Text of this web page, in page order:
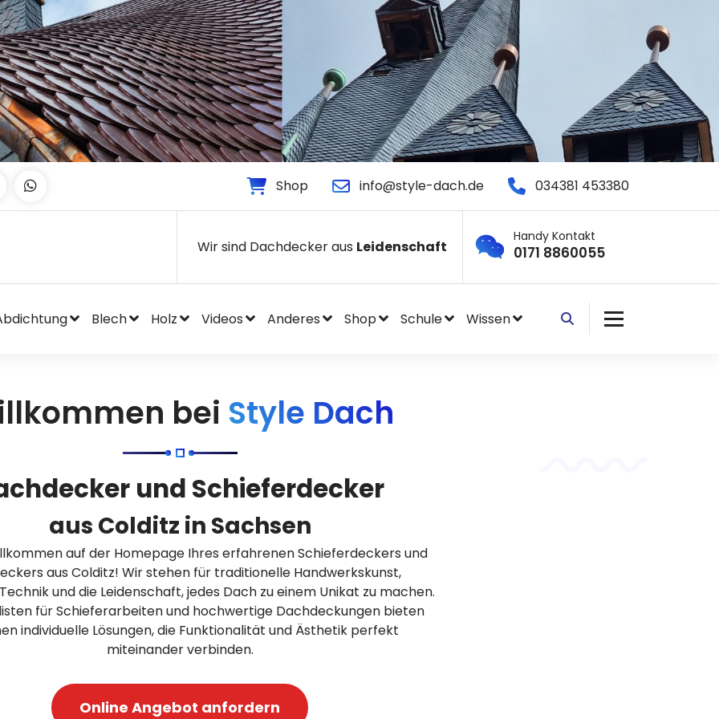
Shop info@style-dach.de 034381 453380
Wir sind Dachdecker aus Leidenschaft
Handy Kontakt
0171 8860055
Blech Holz Videos Anderes Shop Schule Wissen
bei Style Dach
und Schieferdecker
aus Colditz in Sachsen
auf der Homepage Ihres erfahrenen Schieferdeckers und
aus Colditz! Wir stehen für traditionelle Handwerkskunst,
und die Leidenschaft, jedes Dach zu einem Unikat zu machen.
für Schieferarbeiten und hochwertige Dachdeckungen bieten
individuelle Lösungen, die Funktionalität und Ästhetik perfekt
miteinander verbinden.
Online Angebot anfordern